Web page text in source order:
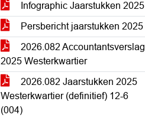
Infographic Jaarstukken 2025
Persbericht jaarstukken 2025
2026.082 Accountantsverslag
2025 Westerkwartier
2026.082 Jaarstukken 2025
Westerkwartier (definitief) 12-6
(004)